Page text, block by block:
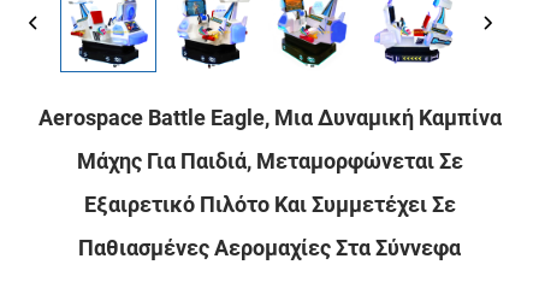
Aerospace Battle Eagle, Μια Δυναμική Καμπίνα
Μάχης Για Παιδιά, Μεταμορφώνεται Σε
Εξαιρετικό Πιλότο Και Συμμετέχει Σε
Παθιασμένες Αερομαχίες Στα Σύννεφα